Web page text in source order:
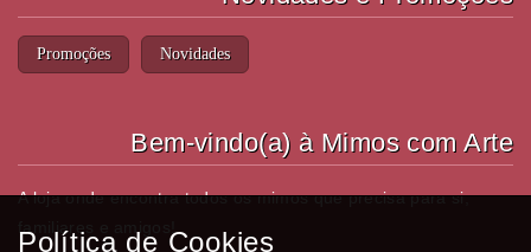
Promoções Novidades
Bem-vindo(a) à Mimos com Arte
A loja onde encontra todos os mimos que precisa para si,
familiares e amigos!
Política de Cookies